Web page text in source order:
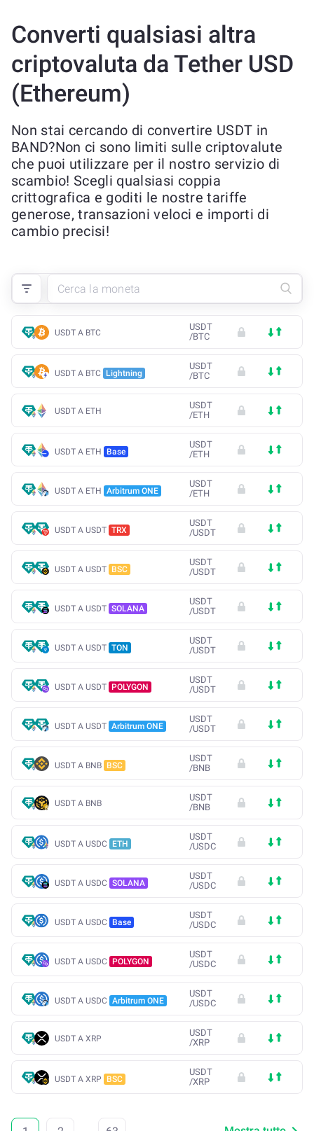
Converti qualsiasi altra
criptovaluta da Tether USD
(Ethereum)
Non stai cercando di convertire USDT in
BAND?Non ci sono limiti sulle criptovalute
che puoi utilizzare per il nostro servizio di
scambio! Scegli qualsiasi coppia
crittografica e goditi le nostre tariffe
generose, transazioni veloci e importi di
cambio precisi!
USDT A BTC
USDT
/BTC
USDT A BTC Lightning
USDT
/BTC
USDT A ETH
USDT
/ETH
USDT A ETH Base
USDT
/ETH
USDT A ETH Arbitrum ONE
USDT
/ETH
USDT A USDT TRX
USDT
/USDT
USDT A USDT BSC
USDT
/USDT
USDT A USDT SOLANA
USDT
/USDT
USDT A USDT TON
USDT
/USDT
USDT A USDT POLYGON
USDT
/USDT
USDT A USDT Arbitrum ONE
USDT
/USDT
USDT A BNB BSC
USDT
/BNB
USDT A BNB
USDT
/BNB
USDT A USDC ETH
USDT
/USDC
USDT A USDC SOLANA
USDT
/USDC
USDT A USDC Base
USDT
/USDC
USDT A USDC POLYGON
USDT
/USDC
USDT A USDC Arbitrum ONE
USDT
/USDC
USDT A XRP
USDT
/XRP
USDT A XRP BSC
USDT
/XRP